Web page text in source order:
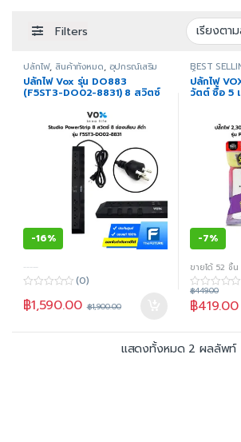
Filters
ปลั๊กไฟ, สินค้าทั้งหมด, อุปกรณ์เสริม
ปลั๊กไฟ Vox รุ่น DO883
(F5ST3-DO02-8831) 8 สวิตซ์
-16%
-----
o
u
o
(0)
฿1,590.00 ฿1,900.00
BEST
ทั้งหมด ,อุป
สำหรับทีวี,อุ
อุปกรณ์เสริ
ปลั๊กไฟ
วัตต์ ซื้อ 5
-7%
ขายได้ 52 ชิ้น
0
o
u
o
f
5
฿419.00
฿449.00
แสดงทั้งหมด 2 ผลลัพท์